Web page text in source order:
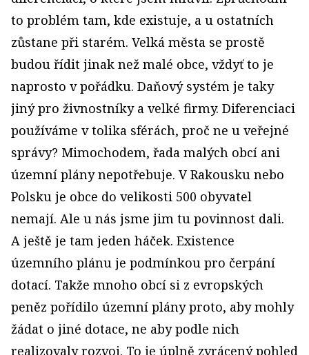
to problém tam, kde existuje, a u ostatních
zůstane při starém. Velká města se prostě
budou řídit jinak než malé obce, vždyť to je
naprosto v pořádku. Daňový systém je taky
jiný pro živnostníky a velké firmy. Diferenciaci
používáme v tolika sférách, proč ne u veřejné
správy? Mimochodem, řada malých obcí ani
územní plány nepotřebuje. V Rakousku nebo
Polsku je obce do velikosti 500 obyvatel
nemají. Ale u nás jsme jim tu povinnost dali.
A ještě je tam jeden háček. Existence
územního plánu je podmínkou pro čerpání
dotací. Takže mnoho obcí si z evropských
peněz pořídilo územní plány proto, aby mohly
žádat o jiné dotace, ne aby podle nich
realizovaly rozvoj. To je úplně zvrácený pohled